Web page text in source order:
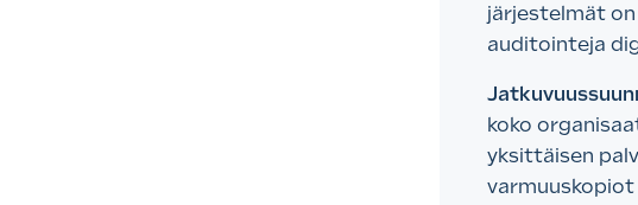
järjestelmät
auditointeja
koko
yksittäisen
varmuuskopiot